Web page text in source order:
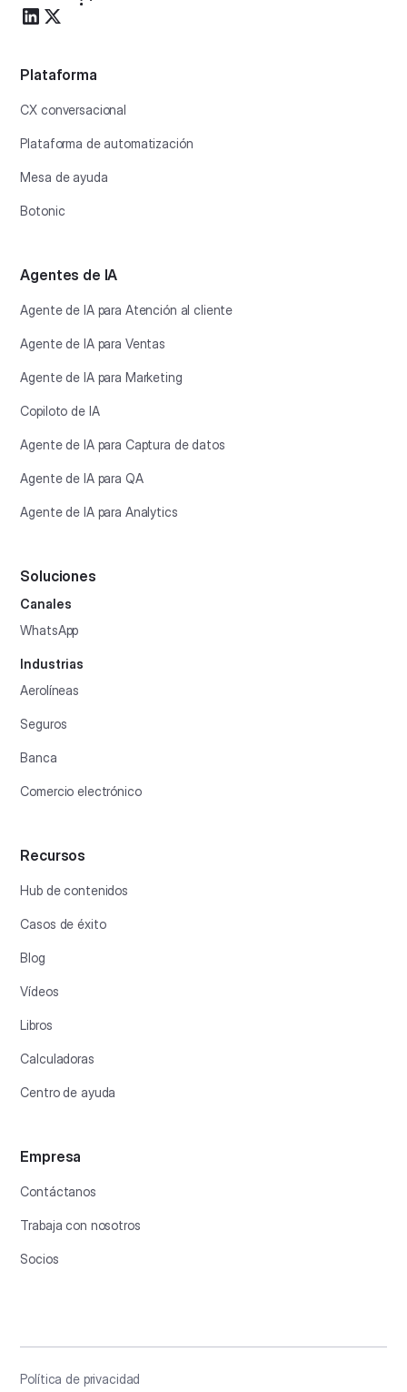
Plataforma
CX conversacional
Plataforma de automatización
Mesa de ayuda
Botonic
Agentes de IA
Agente de IA para Atención al cliente
Agente de IA para Ventas
Agente de IA para Marketing
Copiloto de IA
Agente de IA para Captura de datos
Agente de IA para QA
Agente de IA para Analytics
Soluciones
Canales
WhatsApp
Industrias
Aerolíneas
Seguros
Banca
Comercio electrónico
Recursos
Hub de contenidos
Casos de éxito
Blog
Vídeos
Libros
Calculadoras
Centro de ayuda
Empresa
Contáctanos
Trabaja con nosotros
Socios
Política de privacidad